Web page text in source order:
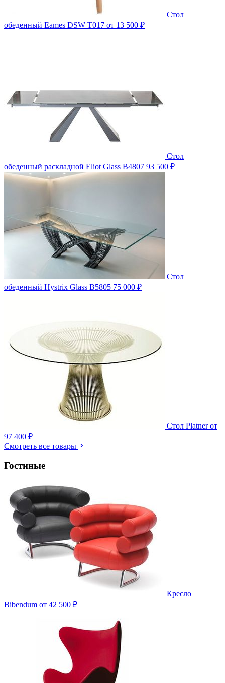
Стол
обеденный Eames DSW T017 от 13 500 ₽
Стол
обеденный раскладной Eliot Glass B4807 93 500 ₽
Стол
обеденный Hystrix Glass B5805 75 000 ₽
Стол Platner от
97 400 ₽
Смотреть все товары
Гостиные
Кресло
Bibendum от 42 500 ₽